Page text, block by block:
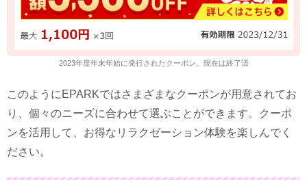
2023年度年末年始に発行されたクーポン。現在は終了済
このようにEPARKではさまざまなクーポンが用意されてお
り、個々のニーズに合わせて選ぶことができます。クーポ
ンを活用して、お得なリラクゼーション体験を楽しんでく
ださい。